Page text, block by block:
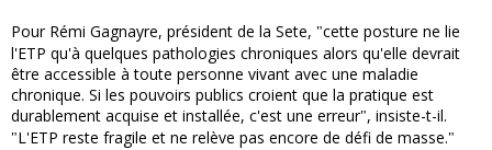
Pour Rémi Gagnayre, président de la Sete, "cette posture ne lie
l'ETP qu'à quelques pathologies chroniques alors qu'elle devrait
être accessible à toute personne vivant avec une maladie
chronique. Si les pouvoirs publics croient que la pratique est
durablement acquise et installée, c'est une erreur", insiste-t-il.
"L'ETP reste fragile et ne relève pas encore de défi de masse."